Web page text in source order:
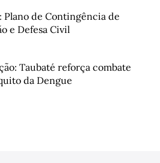
Plano de Contingência de
e Defesa Civil
Taubaté reforça combate
da Dengue